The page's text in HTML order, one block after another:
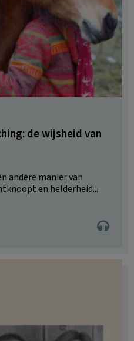
de wijsheid van
andere manier van
en helderheid...